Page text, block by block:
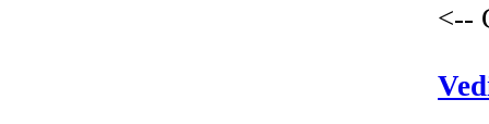
<--